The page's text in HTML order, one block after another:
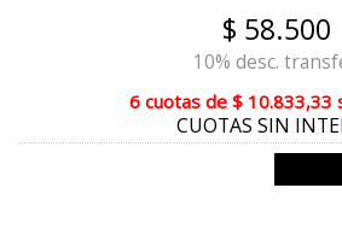
GAMAS SUELA
CUOIO REPTIL
$ 58.500
10% desc.
6 cuotas de $ 10.833,33
CUOTAS SIN